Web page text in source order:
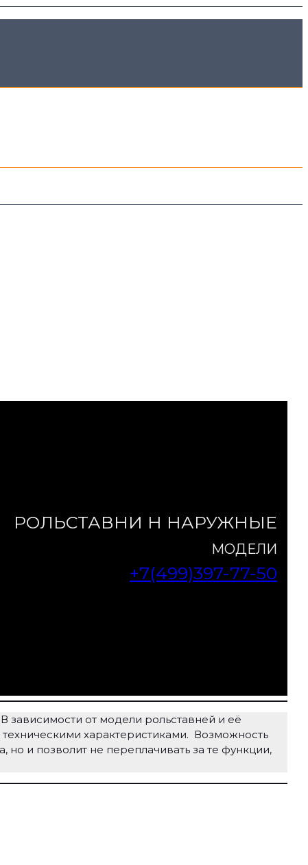
РОЛЬСТАВНИ Н НАРУЖНЫЕ
МОДЕЛИ
+7(499)397-77-50
от модели рольставней и её
характеристиками. Возможность
но и позволит не переплачивать за те функции,